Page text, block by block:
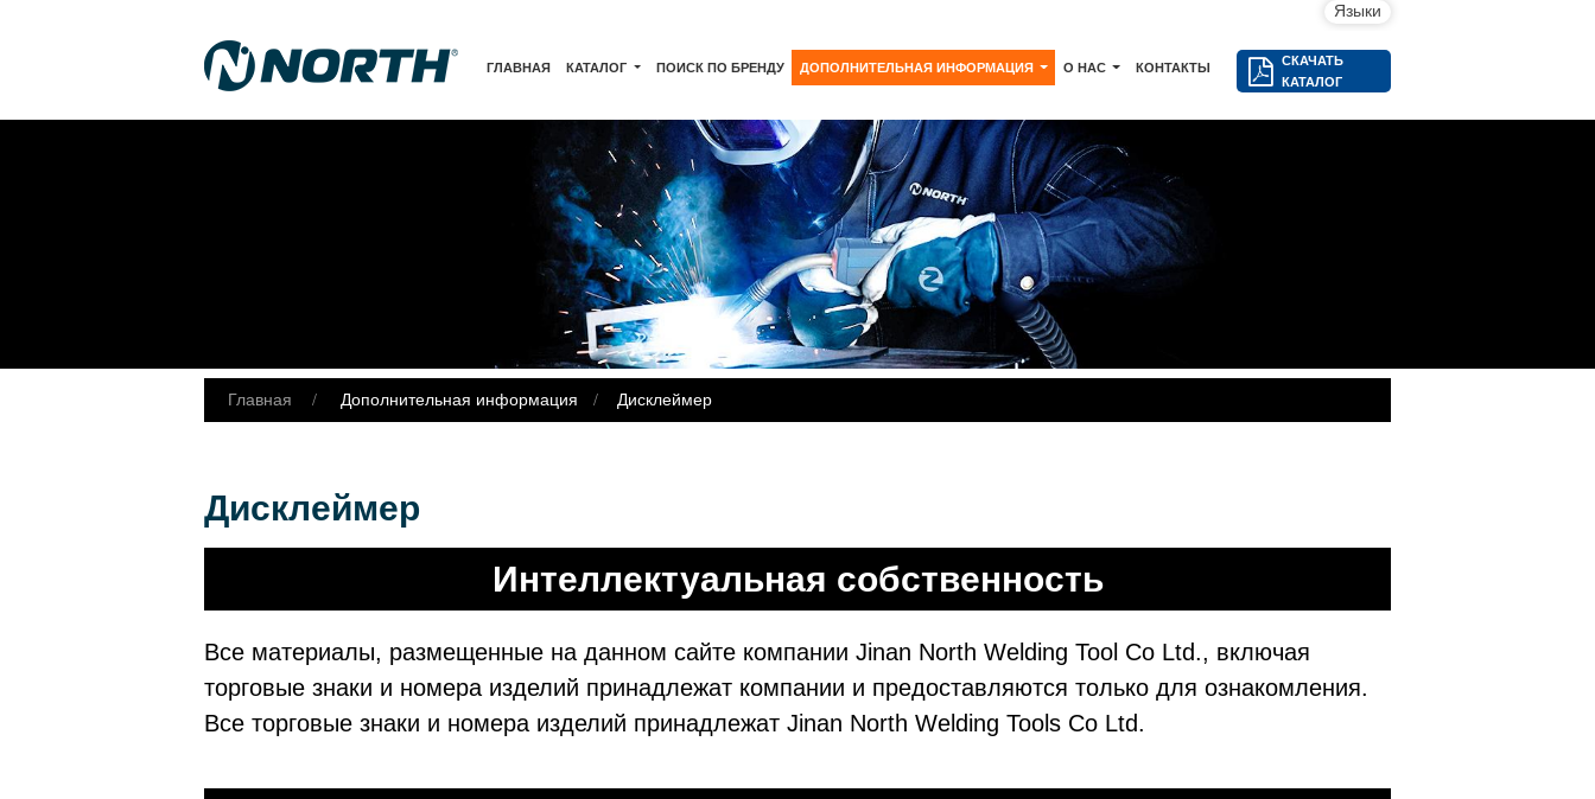
Языки
ГЛАВНАЯ КАТАЛОГ ПОИСК ПО БРЕНДУ ДОПОЛНИТЕЛЬНАЯ ИНФОРМАЦИЯ О НАС КОНТАКТЫ
СКАЧАТЬ
КАТАЛОГ
Главная Дополнительная информация Дисклеймер
Дисклеймер
Интеллектуальная собственность
Все материалы, размещенные на данном сайте компании Jinan North Welding Tool Co Ltd., включая
торговые знаки и номера изделий принадлежат компании и предоставляются только для ознакомления.
Все торговые знаки и номера изделий принадлежат Jinan North Welding Tools Co Ltd.